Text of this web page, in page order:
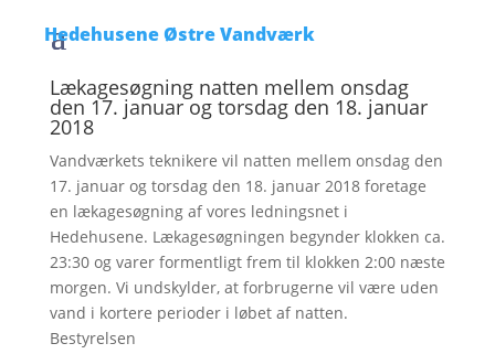
Hedehusene Østre Vandværk
Lækagesøgning natten mellem onsdag
den 17. januar og torsdag den 18. januar
2018
Vandværkets teknikere vil natten mellem onsdag den
17. januar og torsdag den 18. januar 2018 foretage
en lækagesøgning af vores ledningsnet i
Hedehusene. Lækagesøgningen begynder klokken ca.
23:30 og varer formentligt frem til klokken 2:00 næste
morgen. Vi undskylder, at forbrugerne vil være uden
vand i kortere perioder i løbet af natten.
Bestyrelsen